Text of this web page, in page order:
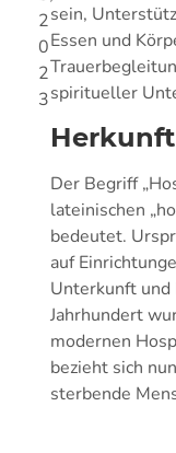
2
0
2
3
sein,
Essen und
spiritueller
Der Begriff
lateinischen
bedeutet.
auf
Unterkunft und
Jahrhundert
modernen
bezieht sich
sterbende